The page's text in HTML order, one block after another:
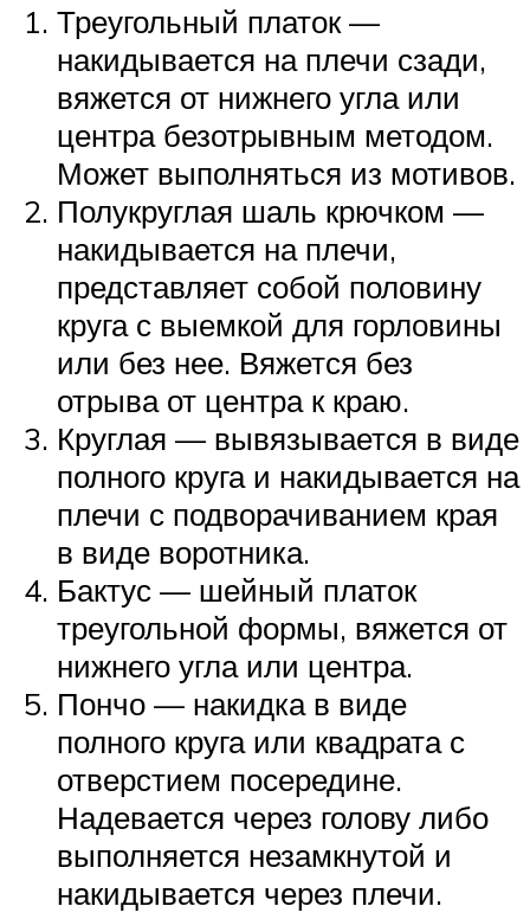
Треугольный платок —
накидывается на плечи сзади,
вяжется от нижнего угла или
центра безотрывным методом.
Может выполняться из мотивов.
Полукруглая шаль крючком —
накидывается на плечи,
представляет собой половину
круга с выемкой для горловины
или без нее. Вяжется без
отрыва от центра к краю.
Круглая — вывязывается в виде
полного круга и накидывается на
плечи с подворачиванием края
в виде воротника.
Бактус — шейный платок
треугольной формы, вяжется от
нижнего угла или центра.
Пончо — накидка в виде
полного круга или квадрата с
отверстием посередине.
Надевается через голову либо
выполняется незамкнутой и
накидывается через плечи.